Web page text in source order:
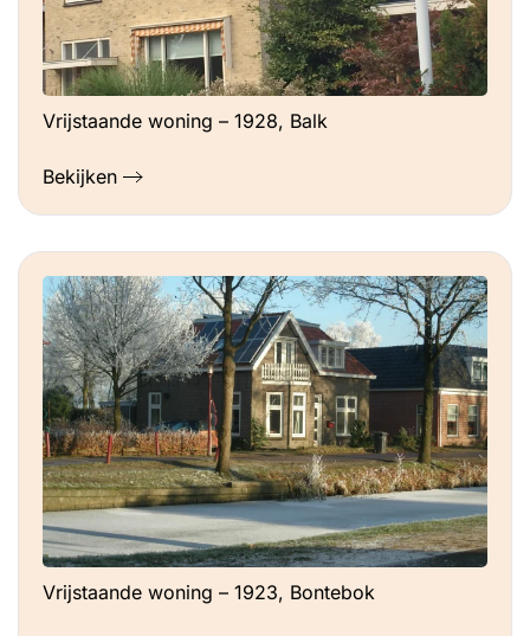
Vrijstaande woning – 1928, Balk
Bekijken
Vrijstaande woning – 1923, Bontebok